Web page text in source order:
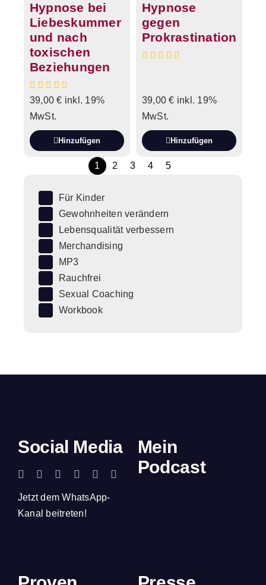
Hypnose bei
Liebeskummer
und nach
toxischen
Beziehungen
39,00€ inkl. 19%
MwSt.
Hinzufügen
Hypnose
gegen
Prokrastination
39,00€ inkl. 19%
MwSt.
Hinzufügen
1 2 3 4 5
Für Kinder
Gewohnheiten verändern
Lebensqualität verbessern
Merchandising
MP3
Rauchfrei
Sexual Coaching
Workbook
Social Media
Jetzt dem WhatsApp-
Kanal beitreten!
Mein
Podcast